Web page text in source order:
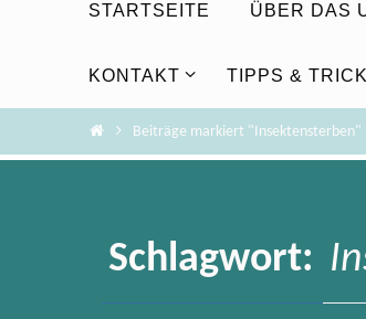
STARTSEITE ÜBER DAS
KONTAKT TIPPS &
HomeBeiträge markiert "Insektensterben"
Schlagwort: